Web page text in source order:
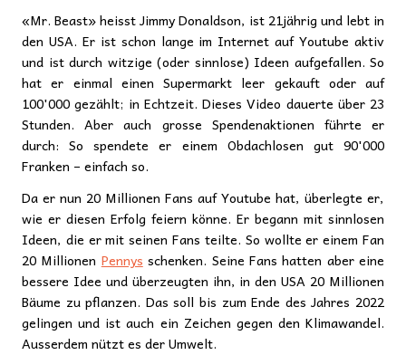
«Mr. Beast» heisst Jimmy Donaldson, ist 21jährig und lebt in
den USA. Er ist schon lange im Internet auf Youtube aktiv
und ist durch witzige (oder sinnlose) Ideen aufgefallen. So
hat er einmal einen Supermarkt leer gekauft oder auf
100'000 gezählt; in Echtzeit. Dieses Video dauerte über 23
Stunden. Aber auch grosse Spendenaktionen führte er
durch: So spendete er einem Obdachlosen gut 90'000
Franken – einfach so.
Da er nun 20 Millionen Fans auf Youtube hat, überlegte er,
wie er diesen Erfolg feiern könne. Er begann mit sinnlosen
Ideen, die er mit seinen Fans teilte. So wollte er einem Fan
20 Millionen Pennys schenken. Seine Fans hatten aber eine
bessere Idee und überzeugten ihn, in den USA 20 Millionen
Bäume zu pflanzen. Das soll bis zum Ende des Jahres 2022
gelingen und ist auch ein Zeichen gegen den Klimawandel.
Ausserdem nützt es der Umwelt.